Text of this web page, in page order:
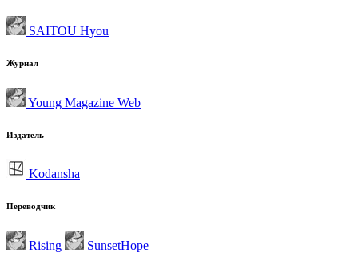
SAITOU Hyou
Журнал
Young Magazine Web
Издатель
Kodansha
Переводчик
Rising SunsetHope